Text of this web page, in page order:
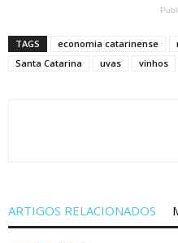
TAGS economia catarinense
Santa Catarina
uvas vinhos
ARTIGOS RELACIONADOS